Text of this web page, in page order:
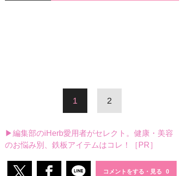
1 2
▶編集部のiHerb愛用者がセレクト。健康・美容
のお悩み別、鉄板アイテムはコレ！［PR］
コメントをする・見る